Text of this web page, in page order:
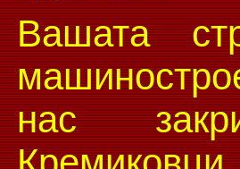
Вашата
нас